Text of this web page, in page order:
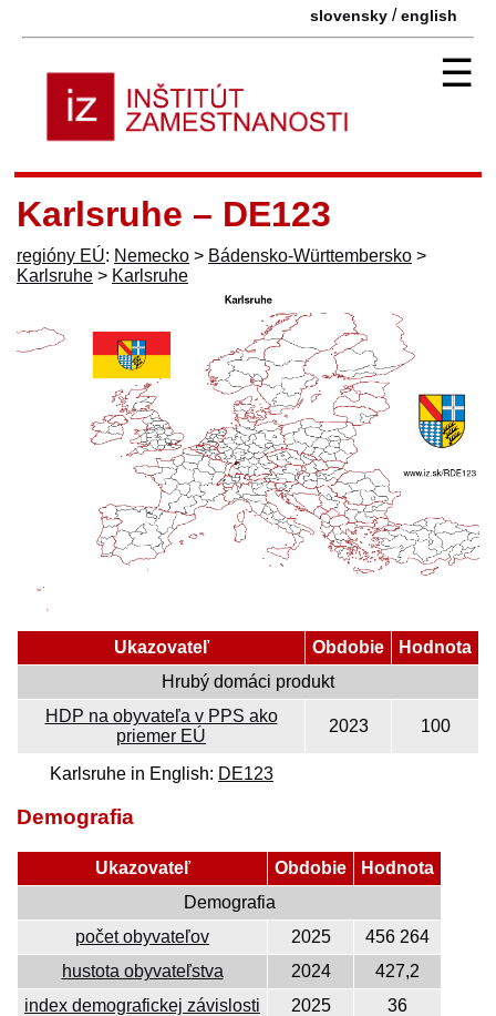
slovensky /english
☰
Karlsruhe – DE123
regióny EÚ: Nemecko > Bádensko-Württembersko >
Karlsruhe > Karlsruhe
Ukazovateľ Obdobie
Hodnota
Hrubý domáci produkt
HDP na obyvateľa v PPS ako
priemer EÚ
2023 100
Karlsruhe in English: DE123
Demografia
Ukazovateľ Obdobie
Hodnota
Demografia
počet obyvateľov
2025
456 264
hustota obyvateľstva
2024
427,2
index demografickej závislosti
2025 36